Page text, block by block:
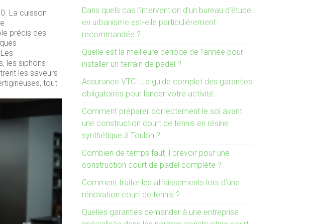
La cuisson
précis des
les siphons
les saveurs
tout
Dans quels cas l’intervention d’un bureau d’étude
en urbanisme est-elle particulièrement
recommandée ?
Quelle est la meilleure période de l’année pour
installer un terrain de padel ?
Assurance VTC : Le guide complet des garanties
obligatoires pour lancer votre activité.
Comment préparer correctement le sol avant
une construction court de tennis en résine
synthétique à Toulon ?
Combien de temps faut-il prévoir pour une
construction court de padel complète ?
Comment traiter les affaissements lors d’une
rénovation court de tennis ?
Quelles garanties demander à une entreprise